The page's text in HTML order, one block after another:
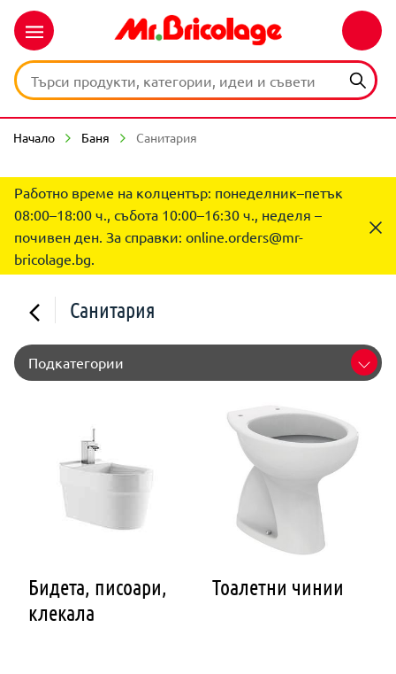
Начало Баня Санитария
Работно време на колцентър: понеделник–петък
08:00–18:00 ч., събота 10:00–16:30 ч., неделя –
почивен ден. За справки: online.orders@mr-
bricolage.bg.
Санитария
Подкатегории
Бидета, писоари,
клекала
Тоалетни чинии